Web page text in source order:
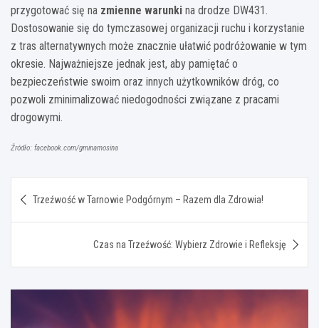
przygotować się na zmienne warunki na drodze DW431.
Dostosowanie się do tymczasowej organizacji ruchu i korzystanie
z tras alternatywnych może znacznie ułatwić podróżowanie w tym
okresie. Najważniejsze jednak jest, aby pamiętać o
bezpieczeństwie swoim oraz innych użytkowników dróg, co
pozwoli zminimalizować niedogodności związane z pracami
drogowymi.
Źródło: facebook.com/gminamosina
wpisu
Trzeźwość w Tarnowie Podgórnym – Razem dla Zdrowia!
Czas na Trzeźwość: Wybierz Zdrowie i Refleksję